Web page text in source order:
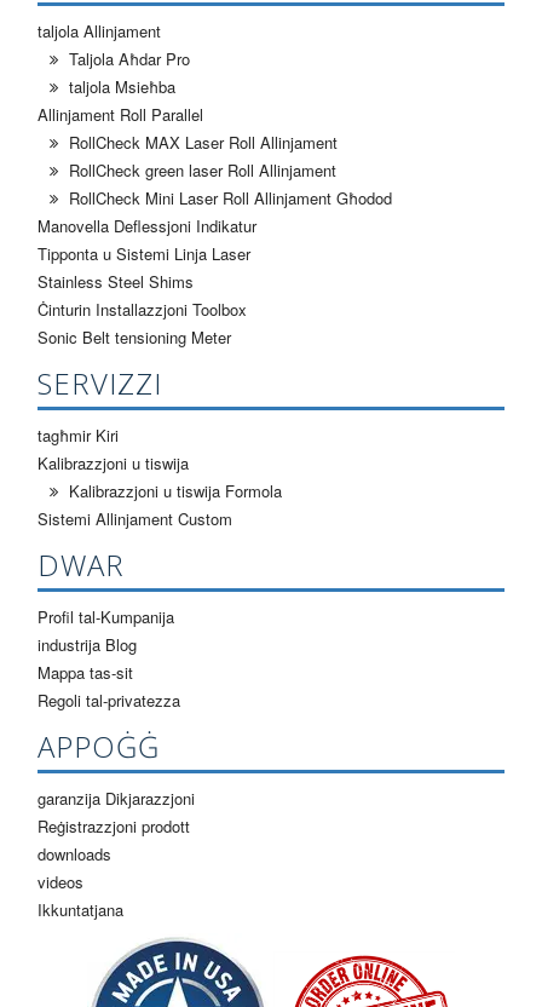
taljola Allinjament
Taljola Aħdar Pro
taljola Msieħba
Allinjament Roll Parallel
RollCheck MAX Laser Roll Allinjament
RollCheck green laser Roll Allinjament
RollCheck Mini Laser Roll Allinjament Għodod
Manovella Deflessjoni Indikatur
Tipponta u Sistemi Linja Laser
Stainless Steel Shims
Ċinturin Installazzjoni Toolbox
Sonic Belt tensioning Meter
SERVIZZI
tagħmir Kiri
Kalibrazzjoni u tiswija
Kalibrazzjoni u tiswija Formola
Sistemi Allinjament Custom
DWAR
Profil tal-Kumpanija
industrija Blog
Mappa tas-sit
Regoli tal-privatezza
APPOĠĠ
garanzija Dikjarazzjoni
Reġistrazzjoni prodott
downloads
videos
Ikkuntatjana